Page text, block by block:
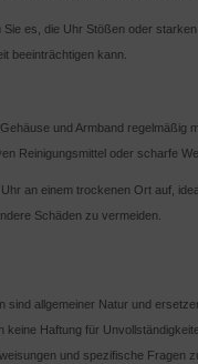
Sie es, die Uhr Stößen oder
beeinträchtigen kann.
und Armband regelmäßig
Reinigungsmittel oder scharfe
an einem trockenen Ort auf,
Schäden zu vermeiden.
sind allgemeiner Natur und
keine Haftung für
und spezifische Fragen